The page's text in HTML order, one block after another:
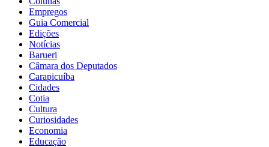
Empregos
Guia Comercial
Edições
Notícias
Barueri
Câmara dos Deputados
Carapicuíba
Cidades
Cotia
Cultura
Curiosidades
Economia
Educação